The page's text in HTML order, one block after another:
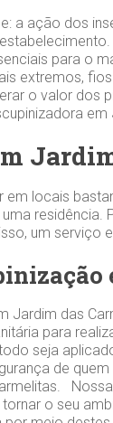
a ação dos
para o
extremos,
o valor dos
em locais
residência.
um serviço
Jardim das
para
seja
de
o seu